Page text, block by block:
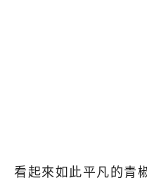
看起來如此平凡的青